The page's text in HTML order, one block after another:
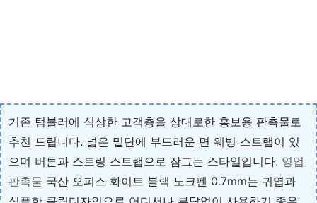
기존 텀블러에 식상한 고객층을 상대로한 홍보용 판촉물로
추천 드립니다. 넓은 밑단에 부드러운 면 웨빙 스트랩이 있
으며 버튼과 스트링 스트랩으로 잠그는 스타일입니다. 영업
판촉물 국산 오피스 화이트 블랙 노크펜 0.7mm는 귀엽과